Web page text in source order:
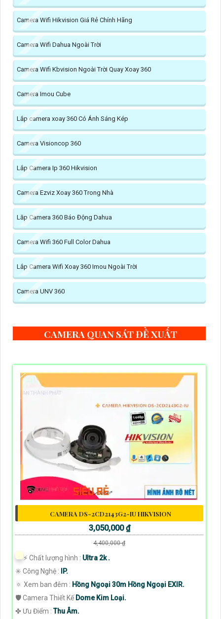
Camera Wifi Hikvision Giá Rẻ Chính Hãng
Camera Wifi Dahua Ngoài Trời
Camera Wifi Kbvision Ngoài Trời Quay Xoay 360
Camera Imou Cube
Lắp camera xoay 360 Có Ánh Sáng Kép
Camera Visioncop 360
Lắp Camera Ip 360 Hikvision
Camera Ezviz Xoay 360 Trong Nhà
Lăp Camera 360 Báo Động Dahua
Camera Wifi 360 Full Color Dahua
Lắp Camera Wifi Xoay 360 Imou Ngoài Trời
Camera UNV 360
CAMERA QUAN SÁT ĐỀ XUẤT
CAMERA DS-2CD2143G2-IU HIKVISION
3,050,000 ₫
4,400,000 ₫
️⚡ Chất lượng hình : Ultra 2k .
✳️ Công Nghệ :
IP.
🔅 Xem ban đêm : Hồng Ngoại 30m Hồng Ngoại EXIR.
🛡 Camera Thiết Kế Dome Kim Loại.
️✤ Ưu Điểm :Thu Âm.